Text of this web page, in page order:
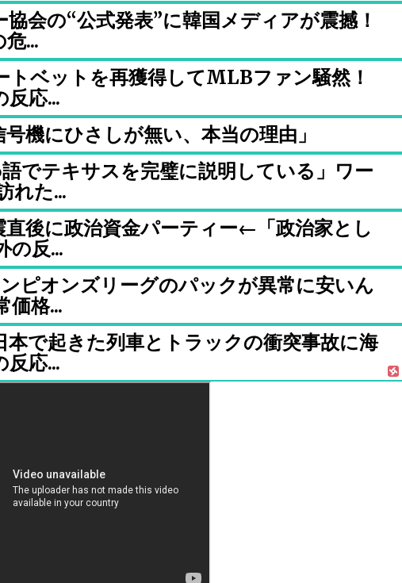
協会の“公式発表”に韓国メディアが震撼！
...
トベットを再獲得してMLBファン騒然！
応...
号機にひさしが無い、本当の理由」
でテキサスを完璧に説明している」ワー
れた...
後に政治資金パーティー←「政治家とし
の反...
ピオンズリーグのパックが異常に安いん
価格...
で起きた列車とトラックの衝突事故に海
反応...